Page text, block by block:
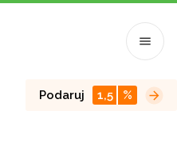
Podaruj 1,5 %